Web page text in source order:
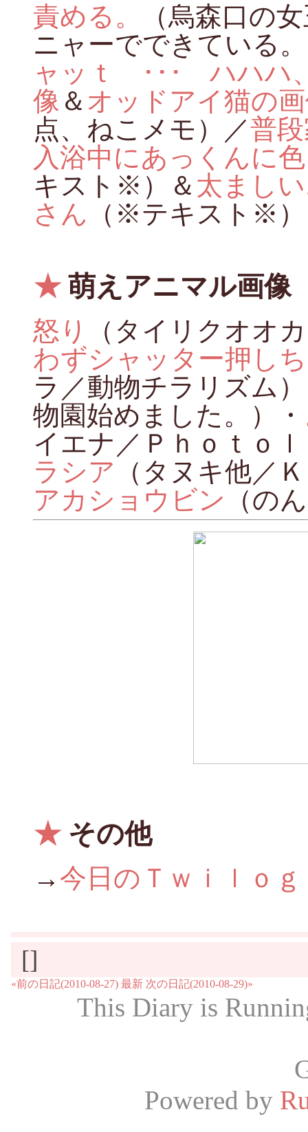
責める。
（烏森口の
ニャーでできている
ャッｔ ･･･ ハハハ
像 ＆ オッドアイ猫の
点、ねこメモ）／普
入浴中にあっくんに
キスト※）＆ 太まし
さん （※テキスト※
★萌えアニマル画像
怒り
（タイリクオオ
わずシャッター押し
ラ／動物チラリズム
物園始めました。）・
イエナ／Ｐｈｏｔｏ
ラシア （タヌキ他／
アカショウビン （の
★その他
→ 今日のＴｗｉｌｏｇ
[]
«前の日記(2010-08-27) 最新 次の日記(2010-08-29)»
This Diary is
Powered by